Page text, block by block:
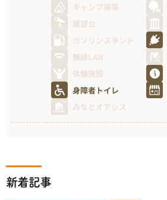
キャンプ場等
展望台
ガソリンスタンド
無線LAN
体験施設
身障者トイレ
みなとオアシス
新着記事